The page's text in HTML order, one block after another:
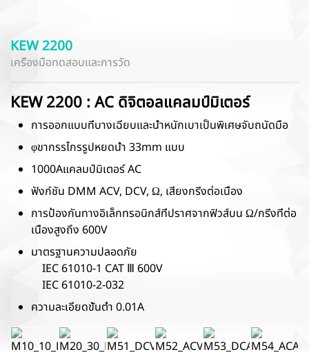
KEW 2200
เครื่องมือทดสอบและการวัด
KEW 2200 : AC ดิจิตอลแคลมป์มิเตอร์
การออกแบบที่บางเฉียบและน้ำหนักเบาเป็นพิเศษจับถนัดมือ
φขากรรไกรรูปหยดน้ำ 33mm แบบ
1000Aแคลมป์มิเตอร์ AC
ฟังก์ชัน DMM ACV, DCV, Ω, เสียงกริ่งต่อเนื่อง
การป้องกันทางอิเล็กทรอนิกส์ที่ปราศจากฟิวส์บน Ω/กริ่งที่ต่อ
เนื่องสูงถึง 600V
มาตรฐานความปลอดภัย
IEC 61010-1 CAT Ⅲ 600V
IEC 61010-2-032
ความละเอียดขั้นต่ำ 0.01A